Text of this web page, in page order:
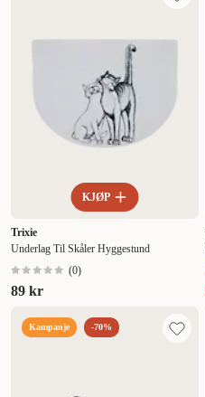
KJØP
Trixie
Underlag Til Skåler Hyggestund
(0)
89 kr
Kampanje -70%